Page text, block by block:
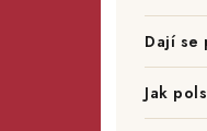
Dají se
Jak